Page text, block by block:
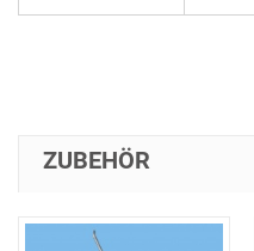
ZUBEHÖR